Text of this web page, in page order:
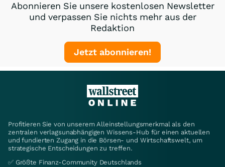
Abonnieren Sie unsere kostenlosen Newsletter
und verpassen Sie nichts mehr aus der
Redaktion
Jetzt abonnieren!
Profitieren Sie von unserem Alleinstellungsmerkmal als den
zentralen verlagsunabhängigen Wissens-Hub für einen aktuellen
und fundierten Zugang in die Börsen- und Wirtschaftswelt, um
strategische Entscheidungen zu treffen.
✅ Größte Finanz-Community Deutschlands